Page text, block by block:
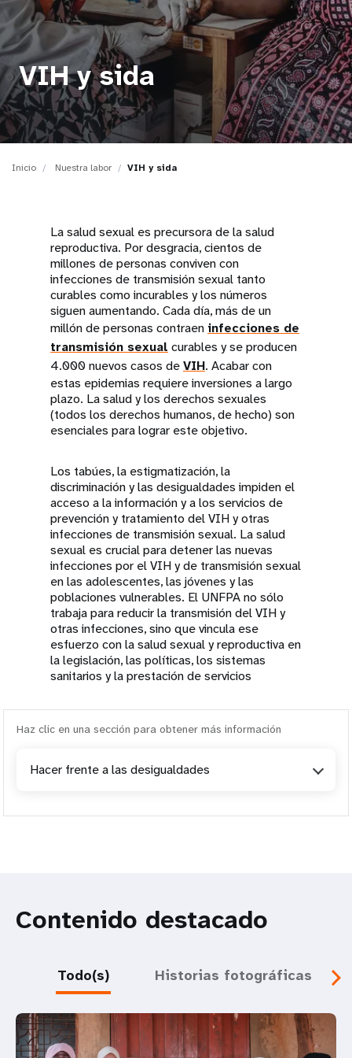
t
i
o
n
VIH y sida
Inicio Nuestra labor VIH y sida
La salud sexual es precursora de la salud
reproductiva. Por desgracia, cientos de
millones de personas conviven con
infecciones de transmisión sexual tanto
curables como incurables y los números
siguen aumentando. Cada día, más de un
millón de personas contraen infecciones de
transmisión sexual curables y se producen
4.000 nuevos casos deVIH. Acabar con
estas epidemias requiere inversiones a largo
plazo. La salud y los derechos sexuales
(todos los derechos humanos, de hecho) son
esenciales para lograr este objetivo.
Los tabúes, la estigmatización, la
discriminación y las desigualdades impiden el
acceso a la información y a los servicios de
prevención y tratamiento del VIH y otras
infecciones de transmisión sexual. La salud
sexual es crucial para detener las nuevas
infecciones por el VIH y de transmisión sexual
en las adolescentes, las jóvenes y las
poblaciones vulnerables. El UNFPA no sólo
trabaja para reducir la transmisión del VIH y
otras infecciones, sino que vincula ese
esfuerzo con la salud sexual y reproductiva en
la legislación, las políticas, los sistemas
sanitarios y la prestación de servicios
Haz clic en una sección para obtener más información
Hacer frente a las desigualdades
Contenido destacado
Todo(s) Historias fotográficas